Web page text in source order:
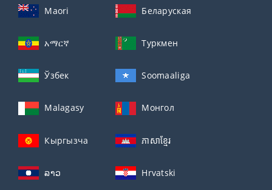
Maori Беларуская
አማርኛ Туркмен
Ўзбек Soomaaliga
Malagasy Монгол
Кыргызча ភាសាខ្មែរ
ລາວ Hrvatski